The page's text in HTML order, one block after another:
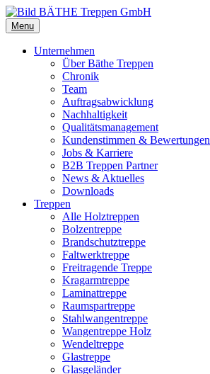
Menu
Unternehmen
Über Bäthe Treppen
Chronik
Team
Auftragsabwicklung
Nachhaltigkeit
Qualitätsmanagement
Kundenstimmen & Bewertungen
Jobs & Karriere
B2B Treppen Partner
News & Aktuelles
Downloads
Treppen
Alle Holztreppen
Bolzentreppe
Brandschutztreppe
Faltwerktreppe
Freitragende Treppe
Kragarmtreppe
Laminattreppe
Raumspartreppe
Stahlwangentreppe
Wangentreppe Holz
Wendeltreppe
Glastreppe
Glasgeländer